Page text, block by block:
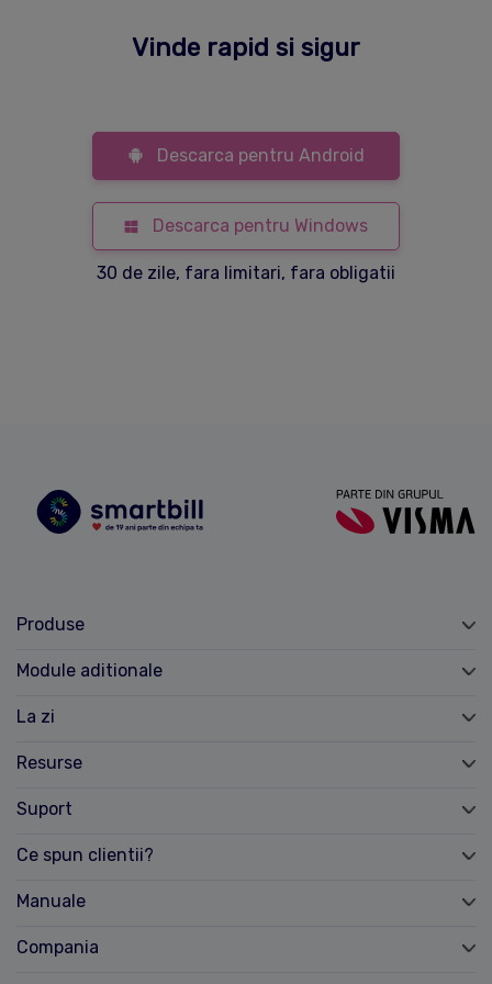
Vinde rapid si sigur
Descarca pentru Android
Descarca pentru Windows
30 de zile, fara limitari, fara obligatii
Produse
Module aditionale
La zi
Resurse
Suport
Ce spun clientii?
Manuale
Compania